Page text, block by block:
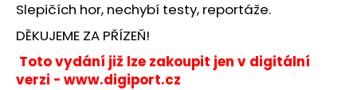
Slepičích hor, nechybí testy, reportáže.
DĚKUJEME ZA PŘÍZEŇ!
Toto vydání již lze zakoupit jen v digitální
verzi - www.digiport.cz
j
e
m
e